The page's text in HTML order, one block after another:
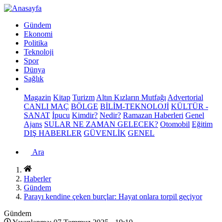
Gündem
Ekonomi
Politika
Teknoloji
Spor
Dünya
Sağlık
Magazin Kitap Turizm Altın Kızların Mutfağı Advertorial
CANLI MAÇ BÖLGE BİLİM-TEKNOLOJİ KÜLTÜR -
SANAT İpucu Kimdir? Nedir? Ramazan Haberleri Genel
Ajans SULAR NE ZAMAN GELECEK? Otomobil Eğitim
DIŞ HABERLER GÜVENLİK GENEL
Ara
Haberler
Gündem
Parayı kendine çeken burçlar: Hayat onlara torpil geçiyor
Gündem